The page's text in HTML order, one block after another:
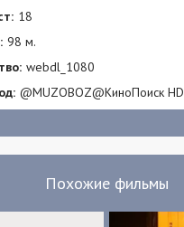
18
98 м.
webdl_1080
@MUZOBOZ@КиноПоиск HD
Похожие фильмы